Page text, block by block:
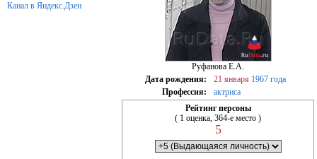
Канал в Яндекс.Дзен
Руфанова Е.А.
Дата рождения:
21 января 1967 года
Профессия:
актриса
Рейтинг персоны
( 1 оценка, 364-е место )
5